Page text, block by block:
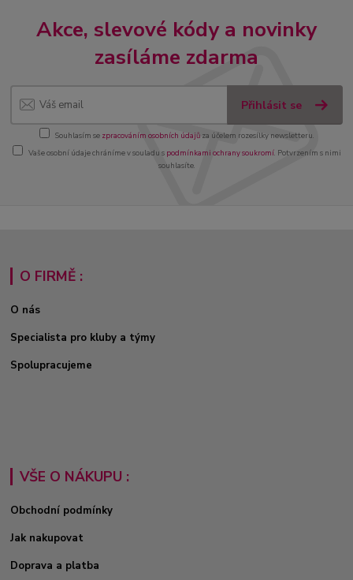
Akce, slevové kódy a novinky
zasíláme zdarma
Přihlásit se
Souhlasím se zpracováním osobních údajůza účelem rozesílky newsletteru.
Vaše osobní údaje chráníme v souladu s podmínkami ochrany soukromí. Potvrzením s nimi
souhlasíte.
O FIRMĚ :
O nás
Specialista pro kluby a týmy
Spolupracujeme
VŠE O NÁKUPU :
Obchodní podmínky
Jak nakupovat
Doprava a platba